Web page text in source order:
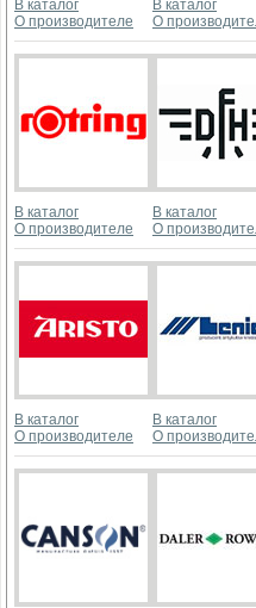
В каталог
О производителе
В каталог
О
В каталог
О производителе
В каталог
О
В каталог
О производителе
В каталог
О